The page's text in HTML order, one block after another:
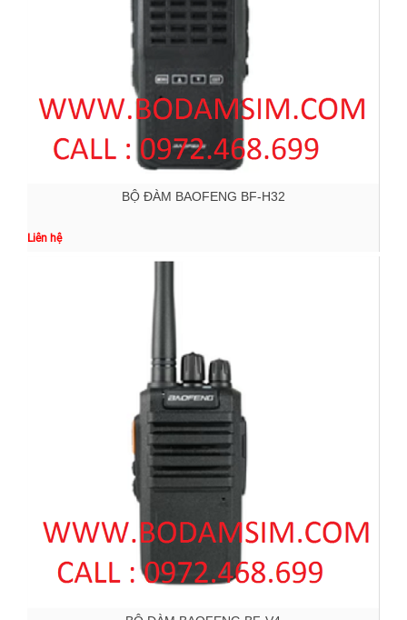
BỘ ĐÀM BAOFENG BF-H32
Liên hệ